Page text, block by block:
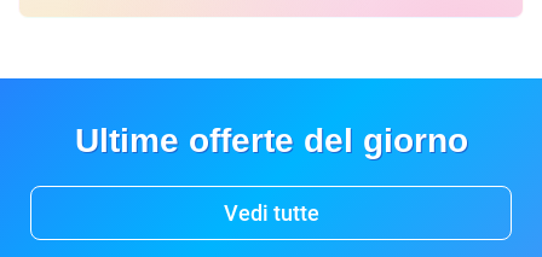
Ultime offerte del giorno
Vedi tutte